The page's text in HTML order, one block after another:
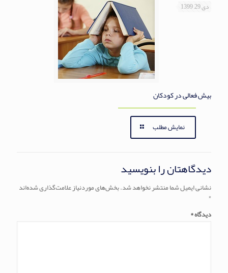
دی 29, 1399
بیش فعالی در کودکان
نمایش مطلب
دیدگاهتان را بنویسید
نشانی ایمیل شما منتشر نخواهد شد.بخش‌های موردنیاز علامت‌گذاری شده‌اند
*
دیدگاه*